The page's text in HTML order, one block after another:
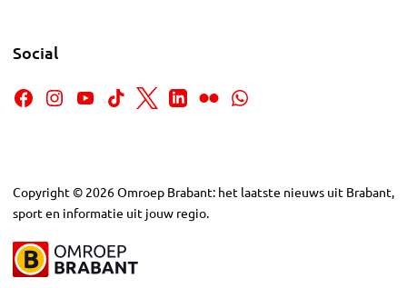
Social
Copyright © 2026Omroep Brabant: het laatste nieuws uit Brabant,
sport en informatie uit jouw regio.